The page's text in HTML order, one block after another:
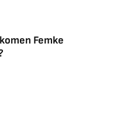
Femke